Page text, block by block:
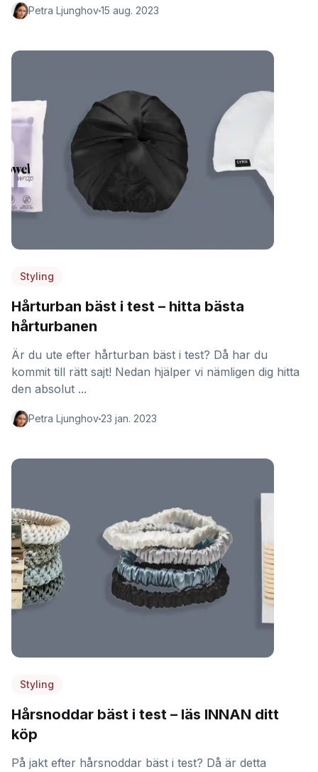
Petra Ljunghov15 aug. 2023
Styling
Hårturban bäst i test – hitta bästa
hårturbanen
Är du ute efter hårturban bäst i test? Då har du
kommit till rätt sajt! Nedan hjälper vi nämligen dig hitta
den absolut ...
Petra Ljunghov 23 jan. 2023
Styling
Hårsnoddar bäst i test – läs INNAN ditt
köp
På jakt efter hårsnoddar bäst i test? Då är detta